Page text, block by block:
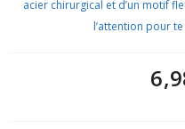
acier chirurgical et d’un motif
l’attention pour